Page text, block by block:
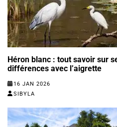
Héron blanc : tout savoir sur
différences avec l’aigrette
16 JAN 2026
SIBYLA